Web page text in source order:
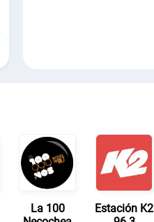
La 100
Estación K2